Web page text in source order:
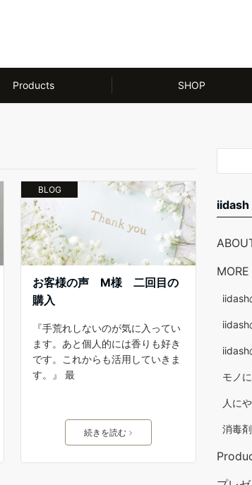
Products SHOP
BLOG
お客様の声 M様 二回目の
購入
『手荒れしないのが気に入ってい
ます。あと個人的には香りも好き
です。これからも活用していきま
す。』 最
続きを読む
iidash
iidash
iidash
iidash
モノ
人に
消毒